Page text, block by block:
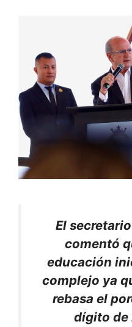
El
comentó
educación
complejo ya
rebasa el
dígito de